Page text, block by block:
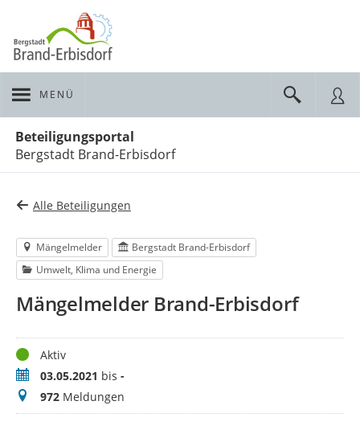
MENÜ
Beteiligungsportal
Bergstadt Brand-Erbisdorf
Alle Beteiligungen
Mängelmelder
Bergstadt Brand-Erbisdorf
Umwelt, Klima und Energie
Mängelmelder Brand-Erbisdorf
StatusAktiv
Zeitraum03.05.2021 bis -
Meldungen
972 Meldungen